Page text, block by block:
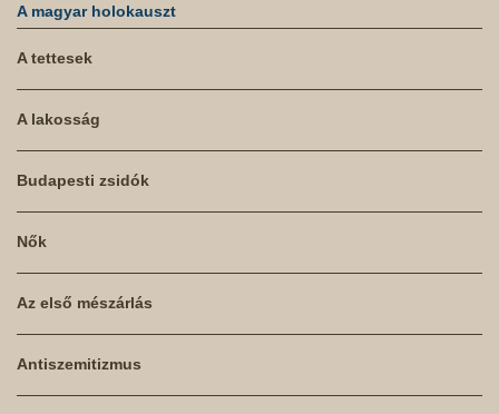
A magyar holokauszt
A tettesek
A lakosság
Budapesti zsidók
Nők
Az első mészárlás
Antiszemitizmus